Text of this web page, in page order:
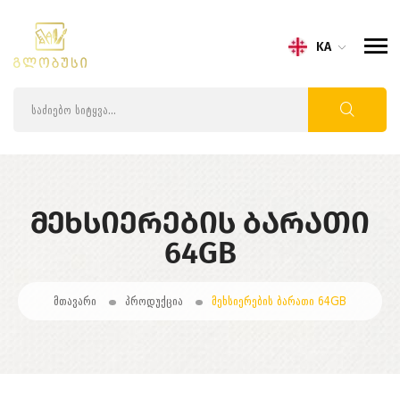
KA
ᲛᲔᲮᲡᲘᲔᲠᲔᲑᲘᲡ ᲑᲐᲠᲐᲗᲘ
64GB
მთავარი პროდუქცია მეხსიერების ბარათი 64GB